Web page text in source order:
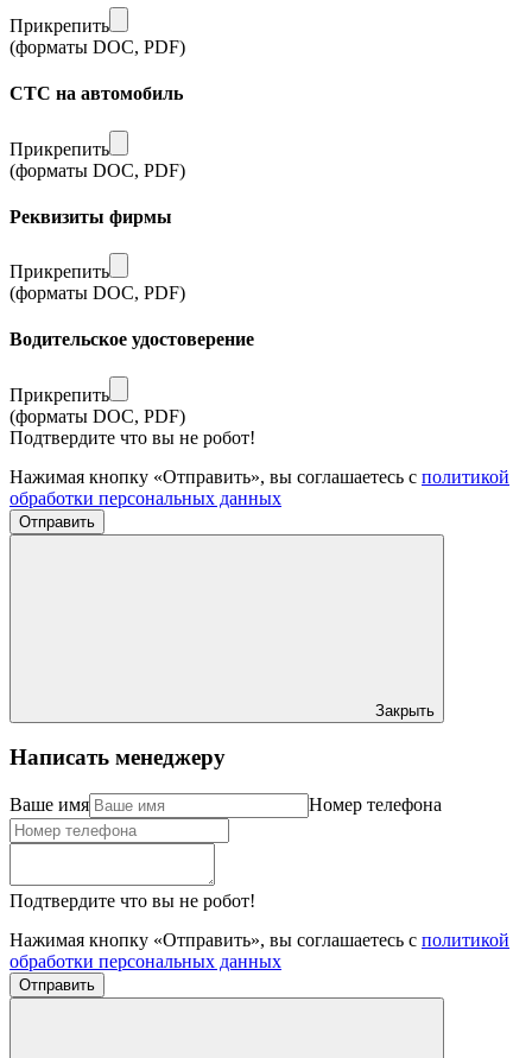
Прикрепить
(форматы DOC, PDF)
СТС на автомобиль
Прикрепить
(форматы DOC, PDF)
Реквизиты фирмы
Прикрепить
(форматы DOC, PDF)
Водительское удостоверение
Прикрепить
(форматы DOC, PDF)
Подтвердите что вы не робот!
Нажимая кнопку «Отправить», вы соглашаетесь с политикой
обработки персональных данных
Отправить
Закрыть
Написать менеджеру
Ваше имя Номер телефона
Подтвердите что вы не робот!
Нажимая кнопку «Отправить», вы соглашаетесь с политикой
обработки персональных данных
Отправить